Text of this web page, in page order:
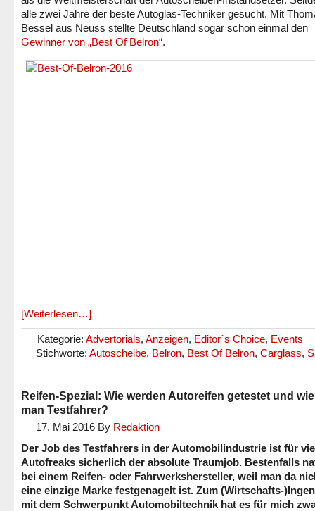
alle zwei Jahre der beste Autoglas-Techniker gesucht. Mit
Bessel aus Neuss stellte Deutschland sogar schon einmal den
Gewinner von „Best Of Belron“.
[Weiterlesen…]
Kategorie: Advertorials, Anzeigen, Editor´s Choice, Events
Stichworte: Autoscheibe, Belron, Best Of Belron, Carglass,
Reifen-Spezial: Wie werden Autoreifen getestet und
man Testfahrer?
17. Mai 2016 By Redaktion
Der Job des Testfahrers in der Automobilindustrie ist für
Autofreaks sicherlich der absolute Traumjob. Bestenfalls
bei einem Reifen- oder Fahrwerkshersteller, weil man da
eine einzige Marke festgenagelt ist. Zum (Wirtschafts-
mit dem Schwerpunkt Automobiltechnik hat es für mich